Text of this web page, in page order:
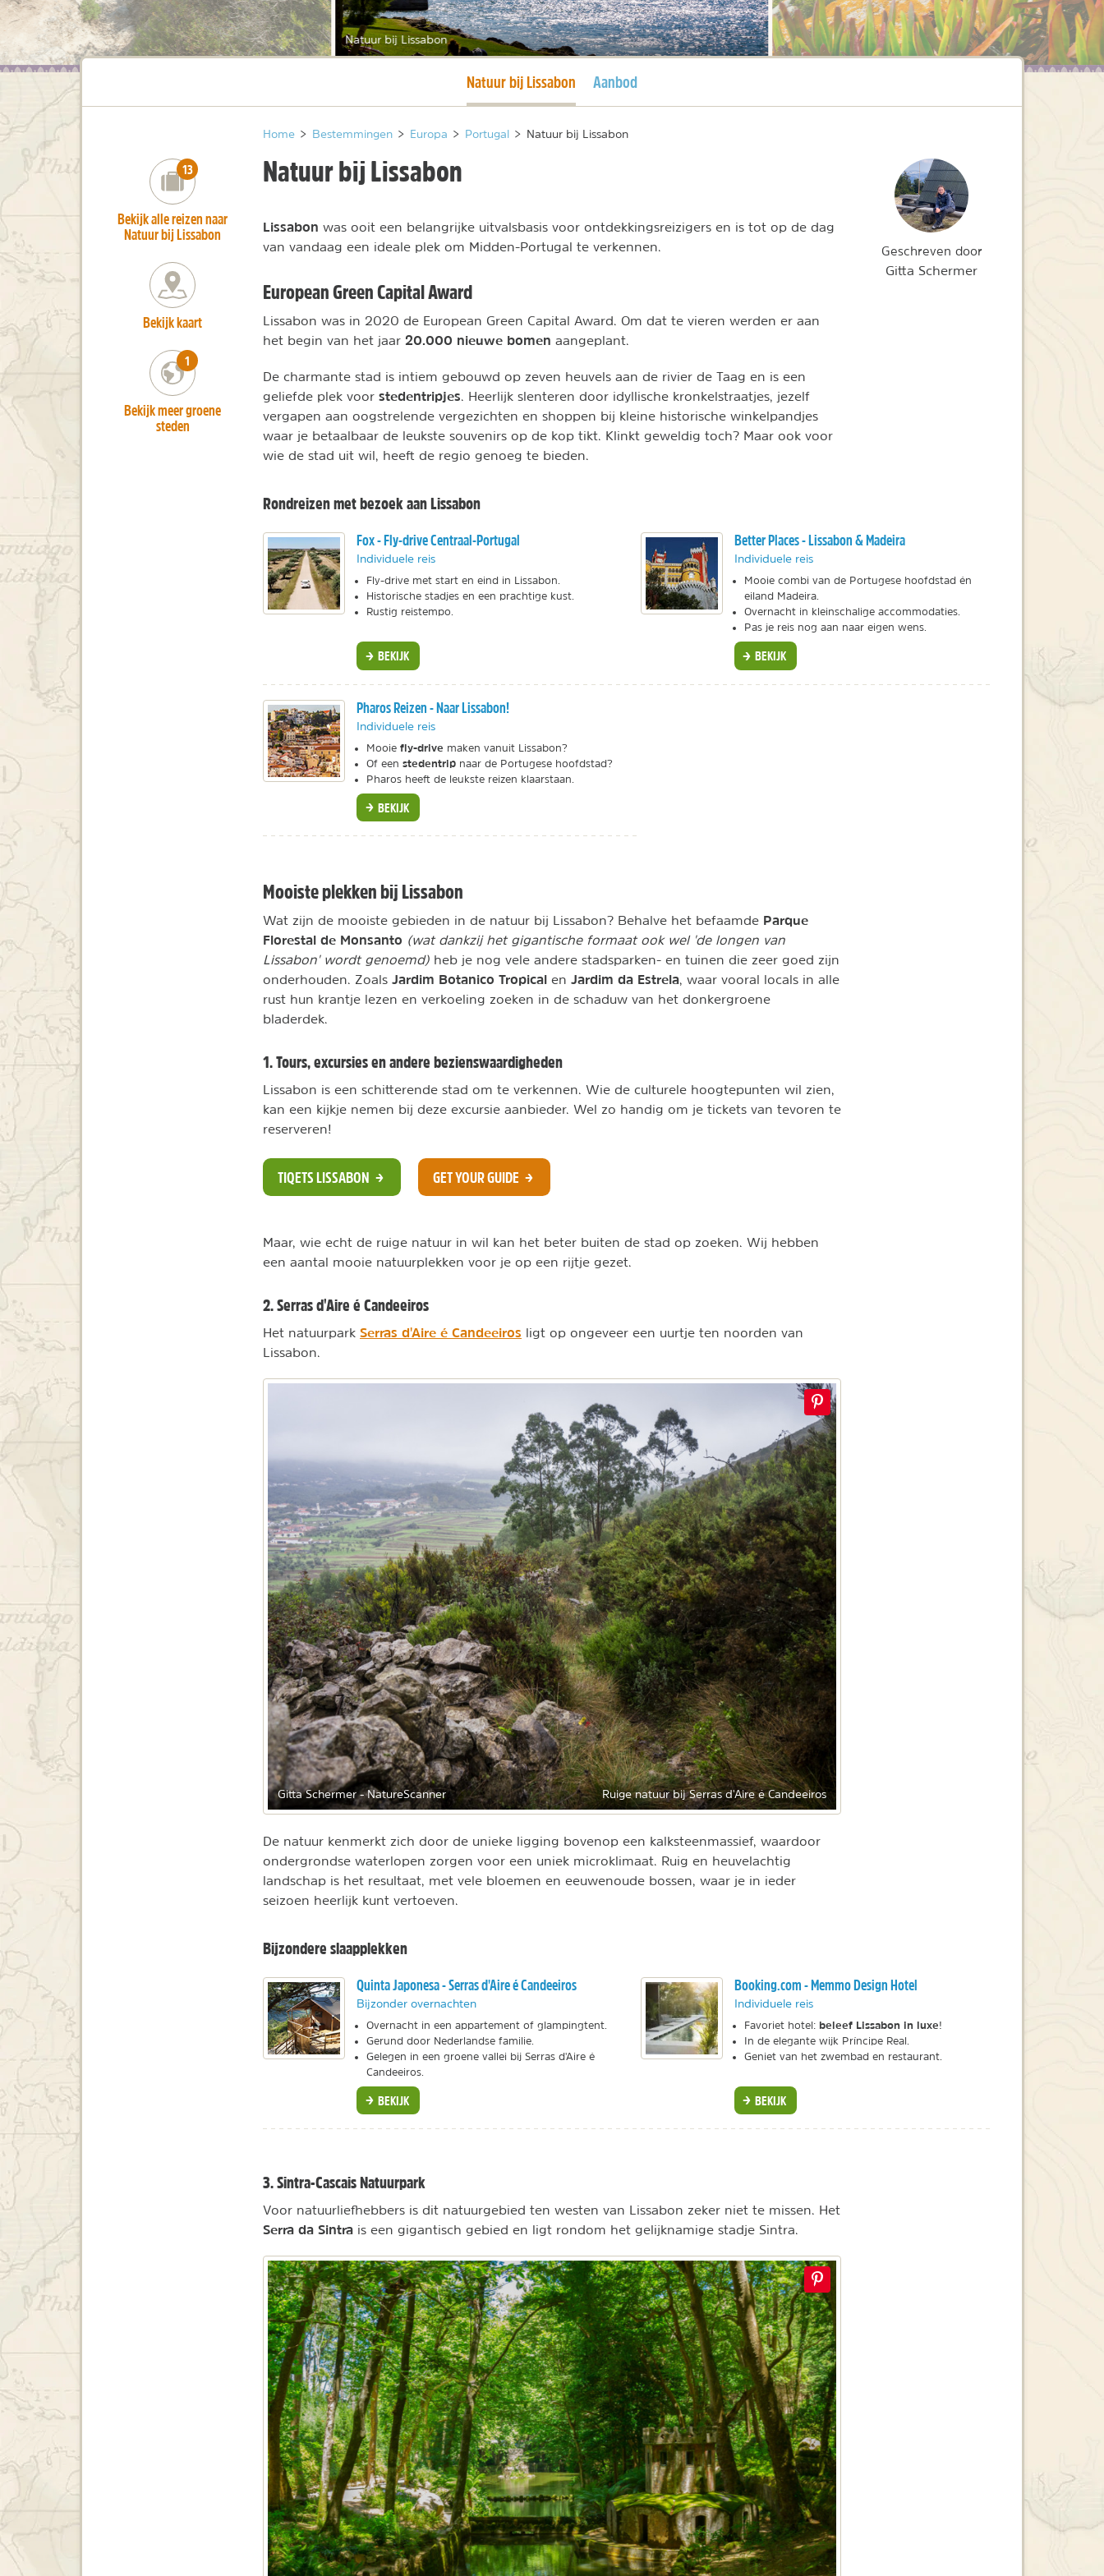
Natuur bij Lissabon
Huidige pagina
Natuur bij Lissabon Aanbod
Home > Bestemmingen > Europa > Portugal > Natuur bij Lissabon
Natuur bij Lissabon
Lissabon was ooit een belangrijke uitvalsbasis voor ontdekkingsreizigers en is tot op de dag
van vandaag een ideale plek om Midden-Portugal te verkennen.
European Green Capital Award
Lissabon was in 2020 de European Green Capital Award. Om dat te vieren werden er aan
het begin van het jaar 20.000 nieuwe bomen aangeplant.
De charmante stad is intiem gebouwd op zeven heuvels aan de rivier de Taag en is een
geliefde plek voor stedentripjes. Heerlijk slenteren door idyllische kronkelstraatjes, jezelf
vergapen aan oogstrelende vergezichten en shoppen bij kleine historische winkelpandjes
waar je betaalbaar de leukste souvenirs op de kop tikt. Klinkt geweldig toch? Maar ook voor
wie de stad uit wil, heeft de regio genoeg te bieden.
Rondreizen met bezoek aan Lissabon
Fox - Fly-drive Centraal-Portugal
Individuele reis
Fly-drive met start en eind in Lissabon.
Historische stadjes en een prachtige kust.
Rustig reistempo.
BEKIJK
Better Places - Lissabon & Madeira
Individuele reis
Mooie combi van de Portugese hoofdstad én
eiland Madeira.
Overnacht in kleinschalige accommodaties.
Pas je reis nog aan naar eigen wens.
BEKIJK
Pharos Reizen - Naar Lissabon!
Individuele reis
Mooie fly-drive maken vanuit Lissabon?
Of een stedentrip naar de Portugese hoofdstad?
Pharos heeft de leukste reizen klaarstaan.
BEKIJK
Mooiste plekken bij Lissabon
Wat zijn de mooiste gebieden in de natuur bij Lissabon? Behalve het befaamde Parque
Florestal de Monsanto (wat dankzij het gigantische formaat ook wel 'de longen van
Lissabon' wordt genoemd) heb je nog vele andere stadsparken- en tuinen die zeer goed zijn
onderhouden. Zoals Jardim Botanico Tropical en Jardim da Estrela , waar vooral locals in alle
rust hun krantje lezen en verkoeling zoeken in de schaduw van het donkergroene
bladerdek.
1. Tours, excursies en andere bezienswaardigheden
Lissabon is een schitterende stad om te verkennen. Wie de culturele hoogtepunten wil zien,
kan een kijkje nemen bij deze excursie aanbieder. Wel zo handig om je tickets van tevoren te
reserveren!
TIQETS LISSABON GET YOUR GUIDE
Maar, wie echt de ruige natuur in wil kan het beter buiten de stad op zoeken. Wij hebben
een aantal mooie natuurplekken voor je op een rijtje gezet.
2. Serras d'Aire é Candeeiros
Het natuurpark Serras d'Aire é Candeeiros ligt op ongeveer een uurtje ten noorden van
Lissabon.
Gitta Schermer - NatureScanner Ruige natuur bij Serras d'Aire é Candeeiros
De natuur kenmerkt zich door de unieke ligging bovenop een kalksteenmassief, waardoor
ondergrondse waterlopen zorgen voor een uniek microklimaat. Ruig en heuvelachtig
landschap is het resultaat, met vele bloemen en eeuwenoude bossen, waar je in ieder
seizoen heerlijk kunt vertoeven.
Bijzondere slaapplekken
Quinta Japonesa - Serras d'Aire é Candeeiros
Bijzonder overnachten
Overnacht in een appartement of glampingtent.
Gerund door Nederlandse familie.
Gelegen in een groene vallei bij Serras d'Aire é
Candeeiros.
BEKIJK
Booking.com - Memmo Design Hotel
Individuele reis
Favoriet hotel: beleef Lissabon in luxe!
In de elegante wijk Príncipe Real.
Geniet van het zwembad en restaurant.
BEKIJK
3. Sintra-Cascais Natuurpark
Voor natuurliefhebbers is dit natuurgebied ten westen van Lissabon zeker niet te missen. Het
Serra da Sintra is een gigantisch gebied en ligt rondom het gelijknamige stadje Sintra.
number_of_trips:
13
Bekijk alle reizen naar
Natuur bij Lissabon
Bekijk kaart
number_of_trips:
1
Bekijk meer groene
steden
Geschreven door
Gitta Schermer